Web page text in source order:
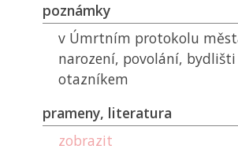
poznámky
v Úmrtním protokolu
narození, povolání,
otazníkem
prameny, literatura
zobrazit